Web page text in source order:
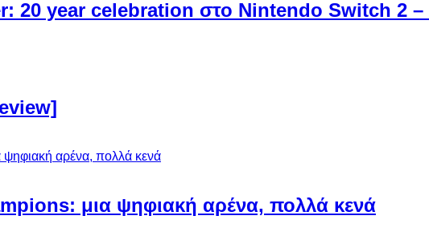
20 year celebration στο Nintendo Switch 2
μια ψηφιακή αρένα, πολλά κενά